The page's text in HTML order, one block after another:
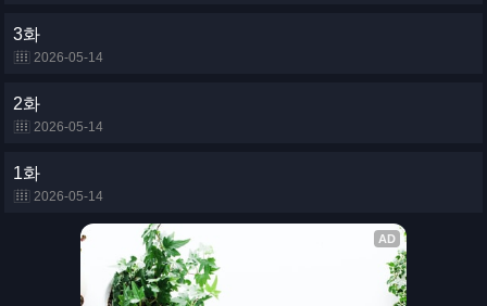
3화
2026-05-14
2화
2026-05-14
1화
2026-05-14